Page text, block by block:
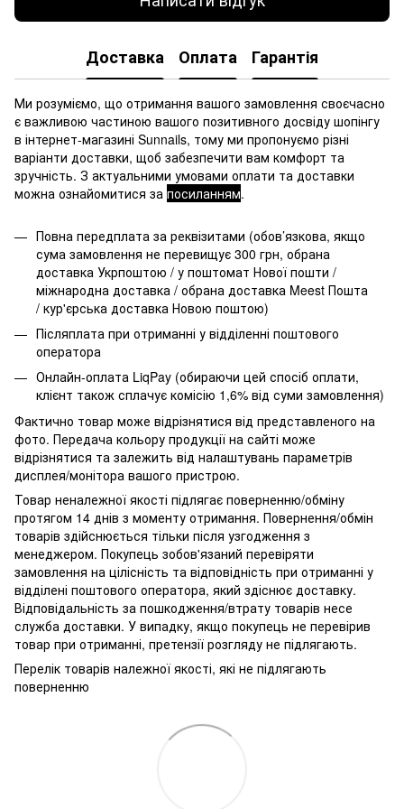
Доставка Оплата Гарантія
Ми розуміємо, що отримання вашого замовлення своєчасно
є важливою частиною вашого позитивного досвіду шопінгу
в інтернет-магазині Sunnails, тому ми пропонуємо різні
варіанти доставки, щоб забезпечити вам комфорт та
зручність. З актуальними умовами оплати та доставки
можна ознайомитися за посиланням.
Повна передплата за реквізитами (обов’язкова, якщо
сума замовлення не перевищує 300 грн, обрана
доставка Укрпоштою / у поштомат Нової пошти /
міжнародна доставка / обрана доставка Meest Пошта
/ кур'єрська доставка Новою поштою)
Післяплата при отриманні у відділенні поштового
оператора
Онлайн-оплата LiqPay (обираючи цей спосіб оплати,
клієнт також сплачує комісію 1,6% від суми замовлення)
Фактично товар може відрізнятися від представленого на
фото. Передача кольору продукції на сайті може
відрізнятися та залежить від налаштувань параметрів
дисплея/монітора вашого пристрою.
Товар неналежної якості підлягає поверненню/обміну
протягом 14 днів з моменту отримання. Повернення/обмін
товарів здійснюється тільки після узгодження з
менеджером. Покупець зобов'язаний перевіряти
замовлення на цілісність та відповідність при отриманні у
відділені поштового оператора, який здіснює доставку.
Відповідальність за пошкодження/втрату товарів несе
служба доставки. У випадку, якщо покупець не перевірив
товар при отриманні, претензії розгляду не підлягають.
Перелік товарів належної якості, які не підлягають
поверненню